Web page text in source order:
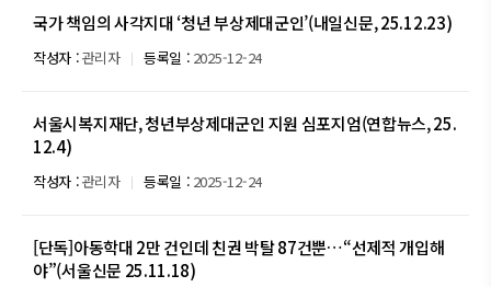
국가 책임의 사각지대 ‘청년 부상제대군인’(내일신문, 25.12.23)
작성자 :관리자 등록일 : 2025-12-24
서울시복지재단, 청년부상제대군인 지원 심포지엄(연합뉴스, 25.
12.4)
작성자 :관리자 등록일 : 2025-12-24
[단독]아동학대 2만 건인데 친권 박탈 87건뿐…“선제적 개입해
야”(서울신문 25.11.18)